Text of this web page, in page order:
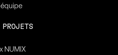
PROJETS
NUMIX